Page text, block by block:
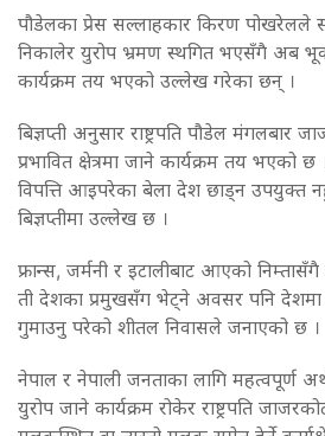
पौडेलका प्रेस सल्लाहकार किरण पोखरेलले
निकालेर युरोप भ्रमण स्थगित भएसँगै अब
कार्यक्रम तय भएको उल्लेख गरेका छन् ।
बिज्ञप्ती अनुसार राष्ट्रपति पौडेल मंगलबार
प्रभावित क्षेत्रमा जाने कार्यक्रम तय भएको छ
विपत्ति आइपरेका बेला देश छाड्न उपयुक्त
बिज्ञप्तीमा उल्लेख छ ।
फ्रान्स, जर्मनी र इटालीबाट आएको
ती देशका प्रमुखसँग भेट्ने अवसर पनि देशमा
गुमाउनु परेको शीतल निवासले जनाएको छ ।
नेपाल र नेपाली जनताका लागि महत्वपूर्ण
युरोप जाने कार्यक्रम रोकेर राष्ट्रपति